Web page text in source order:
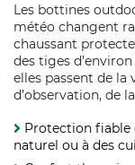
Les bottines
météo changent
chaussant
des tiges
elles passent de la
d’observation, de
Protection fiable
naturel ou à des